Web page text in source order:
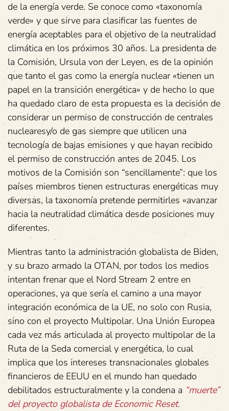
de la energía verde. Se conoce como «taxonomía
verde» y que sirve para clasificar las fuentes de
energía aceptables para el objetivo de la neutralidad
climática en los próximos 30 años. La presidenta de
la Comisión, Ursula von der Leyen, es de la opinión
que tanto el gas como la energía nuclear «tienen un
papel en la transición energética» y de hecho lo que
ha quedado claro de esta propuesta es la decisión de
considerar un permiso de construcción de centrales
nuclearesy/o de gas siempre que utilicen una
tecnología de bajas emisiones y que hayan recibido
el permiso de construcción antes de 2045. Los
motivos de la Comisión son “sencillamente”: que los
países miembros tienen estructuras energéticas muy
diversas, la taxonomía pretende permitirles «avanzar
hacia la neutralidad climática desde posiciones muy
diferentes.
Mientras tanto la administración globalista de Biden,
y su brazo armado la OTAN, por todos los medios
intentan frenar que el Nord Stream 2 entre en
operaciones, ya que sería el camino a una mayor
integración económica de la UE, no solo con Rusia,
sino con el proyecto Multipolar. Una Unión Europea
cada vez más articulada al proyecto multipolar de la
Ruta de la Seda comercial y energética, lo cual
implica que los intereses transnacionales globales
financieros de EEUU en el mundo han quedado
debilitados estructuralmente y la condena a “muerte”
del proyecto globalista de Economic Reset.